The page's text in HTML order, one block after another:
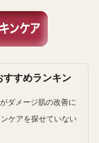
すすめランキン
ダメージ肌の改善に
ケアを探せていない